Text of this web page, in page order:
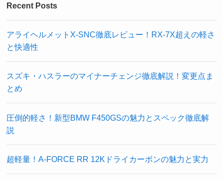
Recent Posts
アライヘルメットX-SNC徹底レビュー！RX-7X超えの軽さ
と快適性
スズキ・ハスラーのマイナーチェンジ徹底解説！変更点ま
とめ
圧倒的軽さ！新型BMW F450GSの魅力とスペック徹底解
説
超軽量！A-FORCE RR 12Kドライカーボンの魅力と実力